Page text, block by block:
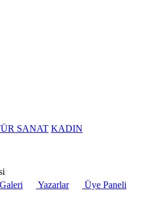
SANAT KADIN
Yazarlar
Üye Paneli